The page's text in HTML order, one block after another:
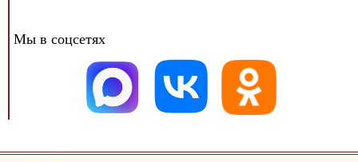
Мы в соцсетях